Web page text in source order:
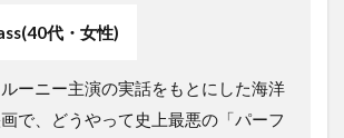
代・女性)
ーニー主演の実話をもとにした海洋
で、どうやって史上最悪の「パーフ